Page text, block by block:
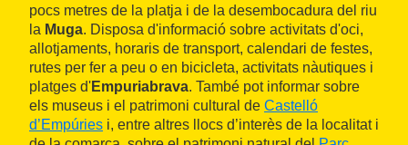
pocs metres de la platja i de la desembocadura del riu
la Muga. Disposa d'informació sobre activitats d'oci,
allotjaments, horaris de transport, calendari de festes,
rutes per fer a peu o en bicicleta, activitats nàutiques i
platges d'Empuriabrava. També pot informar sobre
els museus i el patrimoni cultural de Castelló
d’Empúries i, entre altres llocs d’interès de la localitat i